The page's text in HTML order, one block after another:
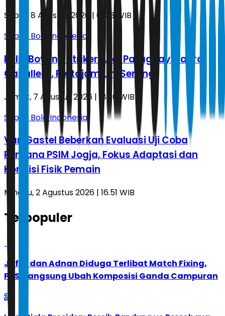
Sabtu, 8 Agustus 2026 | 01.33 WIB
Sepak Bola Indonesia
PSIM Boyong Striker Asal Paraguay Mauro
Caballero, Pertajam Lini Serang
Jumat, 7 Agustus 2026 | 18.20 WIB
Sepak Bola Indonesia
Van Gastel Beberkan Evaluasi Uji Coba
Perdana PSIM Jogja, Fokus Adaptasi dan
Kondisi Fisik Pemain
Minggu, 2 Agustus 2026 | 16.51 WIB
Terpopuler
Jafar dan Adnan Diduga Terlibat Match Fixing,
PBSI Langsung Ubah Komposisi Ganda Campuran
2